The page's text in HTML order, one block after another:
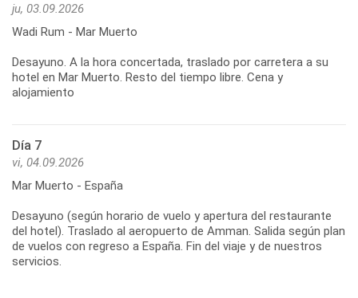
ju, 03.09.2026
Wadi Rum - Mar Muerto
Desayuno. A la hora concertada, traslado por carretera a su
hotel en Mar Muerto. Resto del tiempo libre. Cena y
alojamiento
Día 7
vi, 04.09.2026
Mar Muerto - España
Desayuno (según horario de vuelo y apertura del restaurante
del hotel). Traslado al aeropuerto de Amman. Salida según plan
de vuelos con regreso a España. Fin del viaje y de nuestros
servicios.